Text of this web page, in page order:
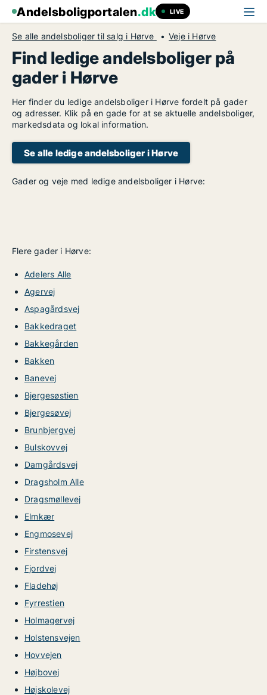
Andelsboligportalen.dk LIVE
Se alle andelsboliger til salg i Hørve Veje i Hørve
Find ledige andelsboliger på
gader i Hørve
Her finder du ledige andelsboliger i Hørve fordelt på gader
og adresser. Klik på en gade for at se aktuelle andelsboliger,
markedsdata og lokal information.
Se alle ledige andelsboliger i Hørve
Gader og veje med ledige andelsboliger i Hørve:
Flere gader i Hørve:
Adelers Alle
Agervej
Aspagårdsvej
Bakkedraget
Bakkegården
Bakken
Banevej
Bjergesøstien
Bjergesøvej
Brunbjergvej
Bulskovvej
Damgårdsvej
Dragsholm Alle
Dragsmøllevej
Elmkær
Engmosevej
Firstensvej
Fjordvej
Fladehøj
Fyrrestien
Holmagervej
Holstensvejen
Hovvejen
Højbovej
Højskolevej